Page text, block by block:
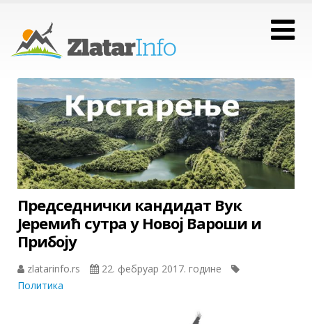
Председнички кандидат Вук
Јеремић сутра у Новој Вароши и
Прибоју
zlatarinfo.rs
22. фебруар 2017. године
Политика